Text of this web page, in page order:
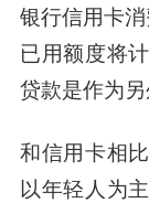
银行信用卡
已用额度将
贷款是作为另
和信用卡相
以年轻人为